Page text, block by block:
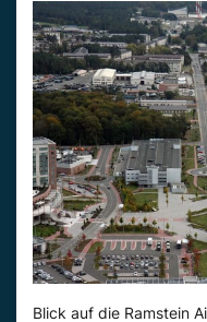
Blick auf die Ramstein